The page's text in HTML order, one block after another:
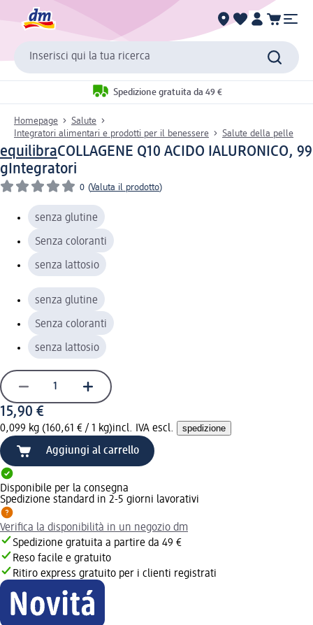
Inserisci qui la tua ricerca
Spedizione gratuita da 49 €
Homepage
Salute
Integratori alimentari e prodotti per il benessere
Salute della pelle
equilibraCOLLAGENE Q10 ACIDO IALURONICO, 99
g Integratori
0 (Valuta il prodotto)
senza glutine
Senza coloranti
senza lattosio
senza glutine
Senza coloranti
senza lattosio
15,90 €
0,099 kg (160,61 € / 1 kg)incl. IVA escl. spedizione
Aggiungi al carrello
Disponibile per la consegna
Spedizione standard in 2-5 giorni lavorativi
Verifica la disponibilità in un negozio dm
Spedizione gratuita a partire da 49 €
Reso facile e gratuito
Ritiro express gratuito per i clienti registrati